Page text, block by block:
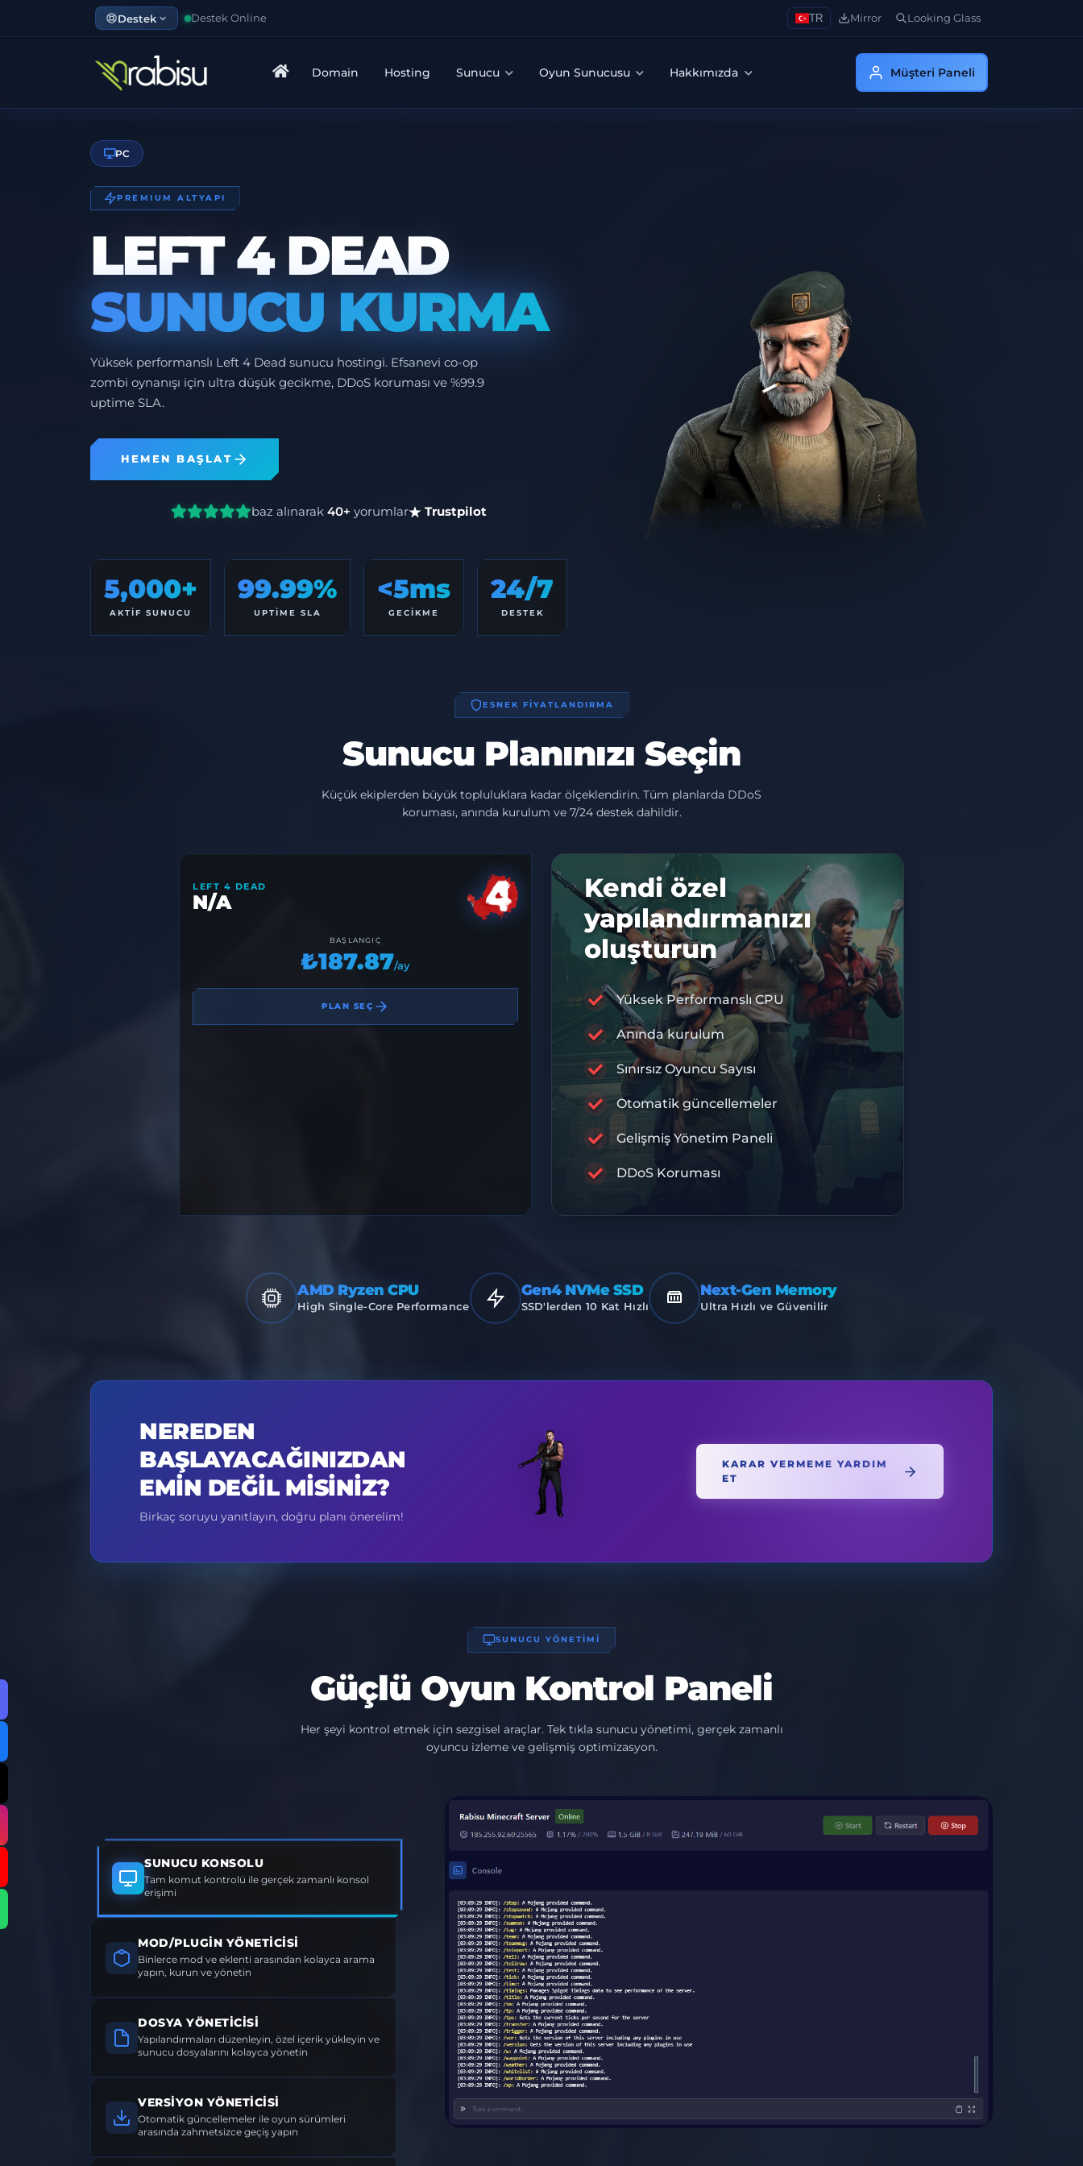
Destek Destek Online TR Mirror Looking Glass
Domain Hosting Sunucu Oyun Sunucusu Hakkımızda Müşteri Paneli
PC
PREMIUM ALTYAPI
LEFT 4 DEAD
SUNUCU KURMA
Yüksek performanslı Left 4 Dead sunucu hostingi. Efsanevi co-op
zombi oynanışı için ultra düşük gecikme, DDoS koruması ve %99.9
uptime SLA.
HEMEN BAŞLAT
baz alınarak 40+ yorumlar Trustpilot
5,000+
AKTIF SUNUCU
99.99%
UPTIME SLA
<5ms
GECIKME
24/7
DESTEK
ESNEK FİYATLANDIRMA
Sunucu Planınızı Seçin
Küçük ekiplerden büyük topluluklara kadar ölçeklendirin. Tüm planlarda DDoS
koruması, anında kurulum ve 7/24 destek dahildir.
LEFT 4 DEAD
N/A
BAŞLANGIÇ
₺187.87/ay
PLAN SEÇ
Kendi özel
yapılandırmanızı
oluşturun
Yüksek Performanslı CPU
Anında kurulum
Sınırsız Oyuncu Sayısı
Otomatik güncellemeler
Gelişmiş Yönetim Paneli
DDoS Koruması
%10 İNDİRİM KODU
DIS10
RABISU
PREMIUM ALTYAPI
AMD Ryzen CPU
High Single-Core Performance
Gen4 NVMe SSD
SSD'lerden 10 Kat Hızlı
Next-Gen Memory
Ultra Hızlı ve Güvenilir
NEREDEN
BAŞLAYACAĞINIZDAN
EMIN DEĞIL MISINIZ?
Birkaç soruyu yanıtlayın, doğru planı önerelim!
KARAR VERMEME YARDIM
ET
SUNUCU YÖNETİMİ
Güçlü Oyun Kontrol Paneli
Her şeyi kontrol etmek için sezgisel araçlar. Tek tıkla sunucu yönetimi, gerçek zamanlı
oyuncu izleme ve gelişmiş optimizasyon.
SUNUCU KONSOLU
Tam komut kontrolü ile gerçek zamanlı konsol
erişimi
MOD/PLUGIN YÖNETICISI
Binlerce mod ve eklenti arasından kolayca arama
yapın, kurun ve yönetin
DOSYA YÖNETICISI
Yapılandırmaları düzenleyin, özel içerik yükleyin ve
sunucu dosyalarını kolayca yönetin
VERSIYON YÖNETICISI
Otomatik güncellemeler ile oyun sürümleri
arasında zahmetsizce geçiş yapın